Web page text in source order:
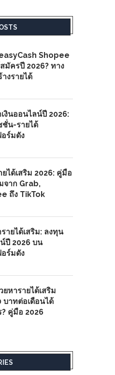
Shopee
มัครปี 2026? ทาง
างรายได้
งินออนไลน์ปี 2026:
น-รายได้
ร์มดัง
ยได้เสริม 2026: คู่มือ
จาก Grab,
ถึง TikTok
ายได้เสริม: ลงทุน
ปี 2026 บน
ร์มดัง
ยหารายได้เสริม
บาทต่อเดือนได้
? คู่มือ 2026